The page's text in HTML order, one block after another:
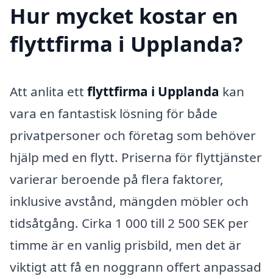
Hur mycket kostar en
flyttfirma i Upplanda?
Att anlita ett flyttfirma i Upplanda kan
vara en fantastisk lösning för både
privatpersoner och företag som behöver
hjälp med en flytt. Priserna för flyttjänster
varierar beroende på flera faktorer,
inklusive avstånd, mängden möbler och
tidsåtgång. Cirka 1 000 till 2 500 SEK per
timme är en vanlig prisbild, men det är
viktigt att få en noggrann offert anpassad